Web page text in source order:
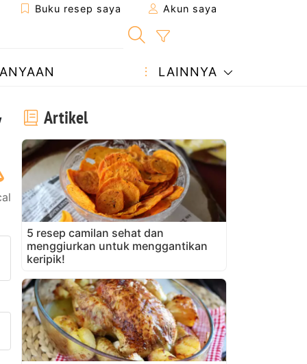
Buku resep saya Akun saya
LAINNYA
teman
inipertanyaan kepada
foto Anda dari resep
Artikel
5 resep camilan sehat dan
menggiurkan untuk menggantikan
keripik!